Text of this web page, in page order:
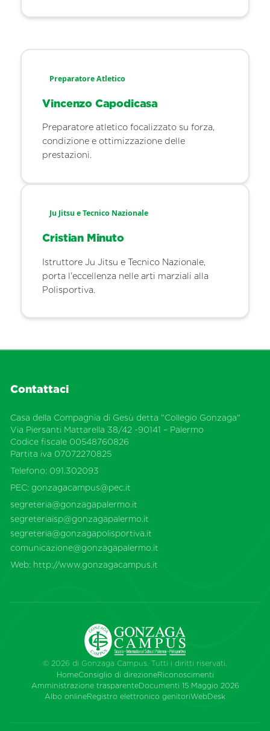
Preparatore Atletico
Vincenzo Capodicasa
Preparatore atletico focalizzato su forza,
condizione e ottimizzazione delle
prestazioni.
Ju Jitsu e Tecnico Nazionale
Cristian Minuto
Istruttore Ju Jitsu e Tecnico Nazionale,
porta l'eccellenza nelle arti marziali alla
Polisportiva.
Contattaci
Casa della Compagnia di Gesù detta "Collegio Gonzaga"
Via Piersanti Mattarella 38/42 -90141 – Palermo
Codice fiscale 00548760826
Partita iva 07072270825
Telefono: 091.302093
PEC: gonzagacampus@pec.it
segreteria@gonzagapalermo.it
segreteriaisp@gonzagapalermo.it
segreteria@gonzagapolisportiva.it
comunicazione@gonzagapalermo.it
Web: http://www.gonzagacampus.it
© 2026 di Gonzaga Campus. Tutti i diritti riservati.
HomeConsiglio di direzioneRiconoscimenti
Amministrazione trasparenteDocumenti 15 Maggio 2026
Albo onlineRegistro elettronico genitoriWebDesk